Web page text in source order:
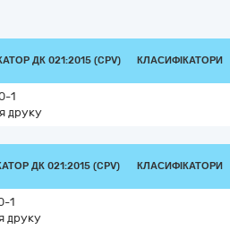
ДК 021:2015 (CPV) КЛАСИФІКАТОРИ
1
друку
ДК 021:2015 (CPV) КЛАСИФІКАТОРИ
1
друку